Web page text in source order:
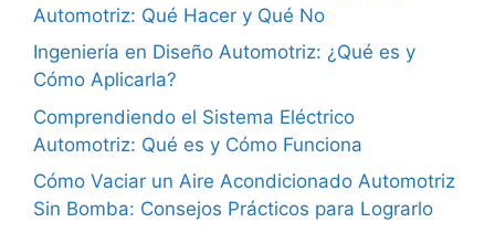
Automotriz: Qué Hacer y Qué No
Ingeniería en Diseño Automotriz: ¿Qué es y
Cómo Aplicarla?
Comprendiendo el Sistema Eléctrico
Automotriz: Qué es y Cómo Funciona
Cómo Vaciar un Aire Acondicionado Automotriz
Sin Bomba: Consejos Prácticos para Lograrlo